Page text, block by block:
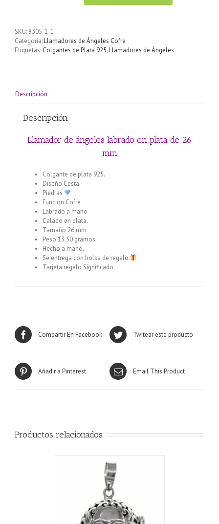
en
plata
de
SKU: 8305-1-1
Categoría:Llamadores de Ángeles Cofre
Etiquetas: Colgantes de Plata 925,Llamadores de Ángeles
Descripción
Descripción
Llamador de ángeles labrado en plata de 26
mm
Colgante de plata 925.
Diseño Cesta
Piedras
Función Cofre
Labrado a mano
Calado en plata.
Tamaño 26 mm
Peso 13.50 gramos.
Hecho a mano.
Se entrega con bolsa de regalo.
Tarjeta regalo Significado
Compartir En Facebook Twitear este producto
Añadir a Pinterest Email This Product
Productos relacionados